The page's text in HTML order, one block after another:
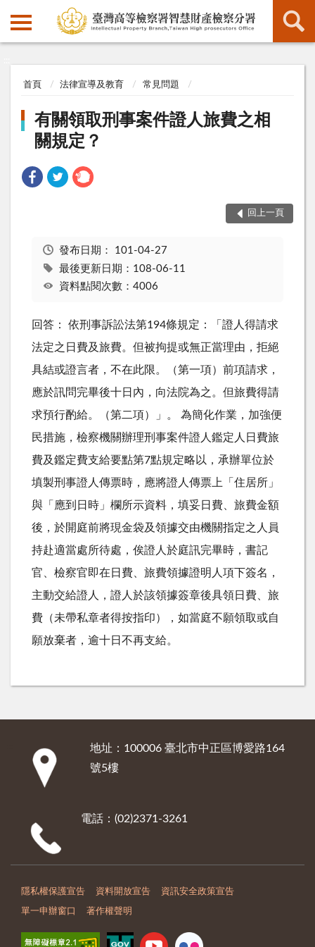
首頁 法律宣導及教育 常見問題
有關領取刑事案件證人旅費之相
關規定？
回上一頁
發布日期： 101-04-27
最後更新日期：108-06-11
資料點閱次數：4006
回答： 依刑事訴訟法第194條規定：「證人得請求
法定之日費及旅費。但被拘提或無正當理由，拒絕
具結或證言者，不在此限。（第一項）前項請求，
應於訊問完畢後十日內，向法院為之。但旅費得請
求預行酌給。（第二項）」。 為簡化作業，加強便
民措施，檢察機關辦理刑事案件證人鑑定人日費旅
費及鑑定費支給要點第7點規定略以，承辦單位於
填製刑事證人傳票時，應將證人傳票上「住居所」
與「應到日時」欄所示資料，填妥日費、旅費金額
後，於開庭前將現金袋及領據交由機關指定之人員
持赴適當處所待處，俟證人於庭訊完畢時，書記
官、檢察官即在日費、旅費領據證明人項下簽名，
主動交給證人，證人於該領據簽章後具領日費、旅
費（未帶私章者得按指印），如當庭不願領取或自
願放棄者，逾十日不再支給。
地址：100006 臺北市中正區博愛路164
號5樓
電話：(02)2371-3261
隱私權保護宣告 資料開放宣告 資訊安全政策宣告
單一申辦窗口 著作權聲明